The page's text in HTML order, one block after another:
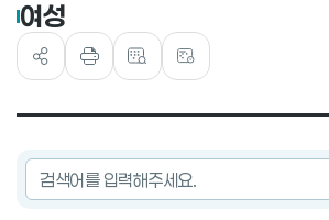
여성
검색